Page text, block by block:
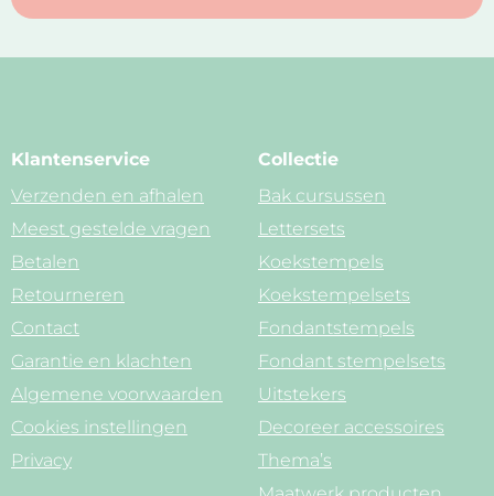
Klantenservice
Verzenden en afhalen
Meest gestelde vragen
Betalen
Retourneren
Contact
Garantie en klachten
Algemene voorwaarden
Cookies instellingen
Privacy
Collectie
Bak cursussen
Lettersets
Koekstempels
Koekstempelsets
Fondantstempels
Fondant stempelsets
Uitstekers
Decoreer accessoires
Thema’s